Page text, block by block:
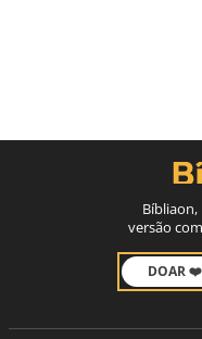
Bíbliaon,
versão
DOAR ❤️